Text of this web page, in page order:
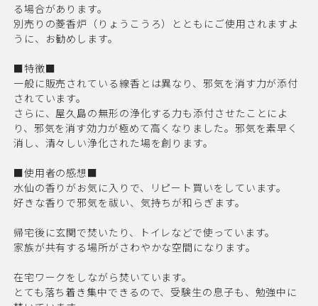
る場合があります。
別売りの菱香炉（りょうこうろ）とともにご使用されますよ
うに、お勧めします。
■特徴■
一般に販売されている線香とは異なり、邪気を消す力が添付
されています。
さらに、屋久島の無形の浄化する力も添付させたことによ
り、邪気を消す効力が極めて高くなりました。邪気を素早く
消し、清々しい浄化された場を創ります。
■使用者の感想■
水仙の香りがお気に入りで、リピート買いをしています。
好きな香りで邪気を祓い、気持ちが和らぎます。
帰宅後に玄関で焚いたり、トイレなどで使っています。
家族が共有する場所がさわやかな空間になります。
在宅ワークをしながら焚いています。
とても落ち着き集中できるので、受験生の息子も、勉強中に